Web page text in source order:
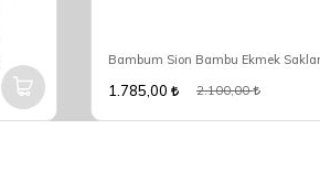
1.785,00 2.100,00